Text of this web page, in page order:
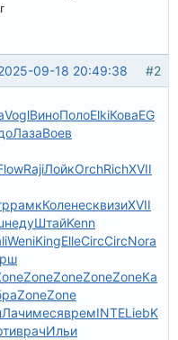
#2
09-18 20:49:38
VoglВиноПолоElkiКоваEG
ЛазаВоев
RajiЛойкOrchRichXVII
рамкКоленесквизиXVII
недуШтайKenn
WeniKingElleCircCircNora
ZoneZoneZoneZoneКа
ZoneZone
ЛачимесявремINTELiebK
врачИльи